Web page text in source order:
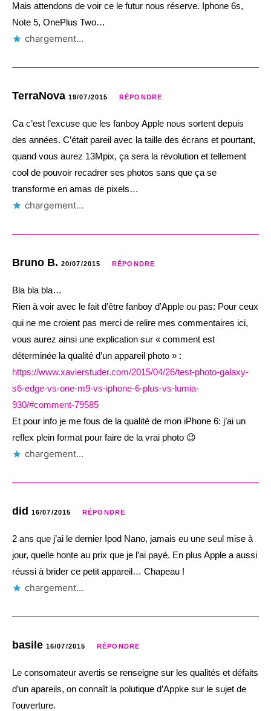
Mais attendons de voir ce le futur nous réserve. Iphone 6s,
Note 5, OnePlus Two…
chargement…
TerraNova 19/07/2015 RÉPONDRE
Ca c’est l’excuse que les fanboy Apple nous sortent depuis
des années. C’était pareil avec la taille des écrans et pourtant,
quand vous aurez 13Mpix, ça sera la révolution et tellement
cool de pouvoir recadrer ses photos sans que ça se
transforme en amas de pixels…
chargement…
Bruno B. 20/07/2015 RÉPONDRE
Bla bla bla…
Rien à voir avec le fait d’être fanboy d’Apple ou pas: Pour ceux
qui ne me croient pas merci de relire mes commentaires ici,
vous aurez ainsi une explication sur « comment est
déterminée la qualité d’un appareil photo » :
https://www.xavierstuder.com/2015/04/26/test-photo-galaxy-
s6-edge-vs-one-m9-vs-iphone-6-plus-vs-lumia-
930/#comment-79585
Et pour info je me fous de la qualité de mon iPhone 6: j’ai un
reflex plein format pour faire de la vrai photo 😉
chargement…
did 16/07/2015 RÉPONDRE
2 ans que j’ai le dernier Ipod Nano, jamais eu une seul mise à
jour, quelle honte au prix que je l’ai payé. En plus Apple a aussi
réussi à brider ce petit appareil… Chapeau !
chargement…
basile 16/07/2015 RÉPONDRE
Le consomateur avertis se renseigne sur les qualités et défaits
d’un apareils, on connaît la polutique d’Appke sur le sujet de
l’ouverture.